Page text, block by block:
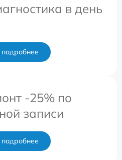
в день
подробнее
-25% по
записи
подробнее